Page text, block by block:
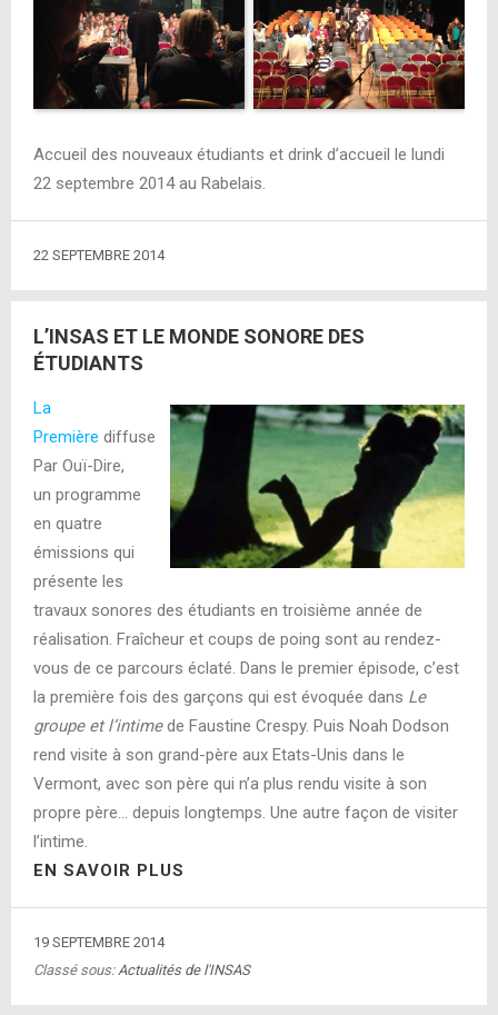
Accueil des nouveaux étudiants et drink d’accueil le lundi
22 septembre 2014 au Rabelais.
22 SEPTEMBRE 2014
L’INSAS ET LE MONDE SONORE DES
ÉTUDIANTS
La
Première diffuse
Par Ouï-Dire,
un programme
en quatre
émissions qui
présente les
travaux sonores des étudiants en troisième année de
réalisation. Fraîcheur et coups de poing sont au rendez-
vous de ce parcours éclaté. Dans le premier épisode, c’est
la première fois des garçons qui est évoquée dans Le
groupe et l’intimede Faustine Crespy. Puis Noah Dodson
rend visite à son grand-père aux Etats-Unis dans le
Vermont, avec son père qui n’a plus rendu visite à son
propre père… depuis longtemps. Une autre façon de visiter
l’intime.
EN SAVOIR PLUS
19 SEPTEMBRE 2014
Classé sous: Actualités de l'INSAS